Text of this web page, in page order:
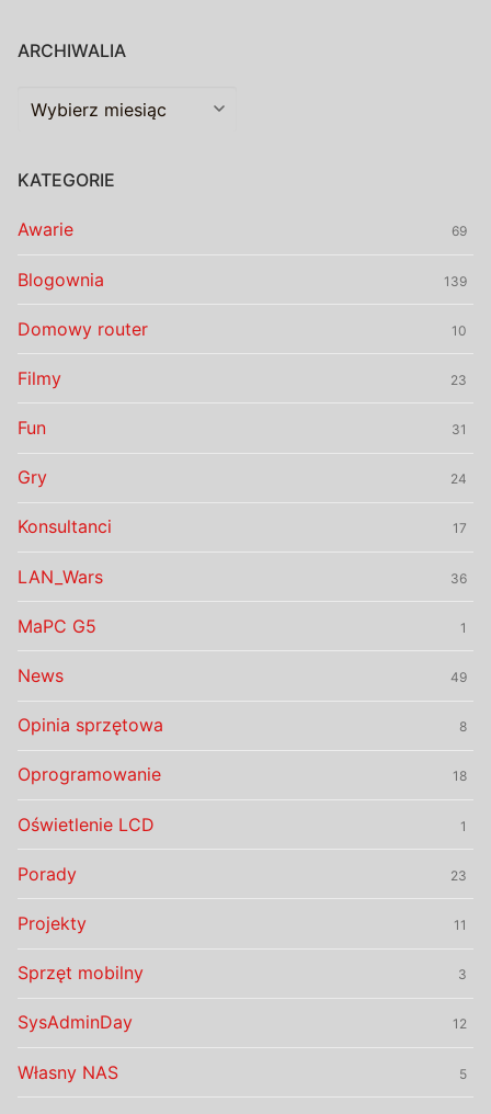
ARCHIWALIA
Archiwalia
KATEGORIE
Awarie 69
Blogownia 139
Domowy router 10
Filmy 23
Fun 31
Gry 24
Konsultanci 17
LAN_Wars 36
MaPC G5 1
News 49
Opinia sprzętowa 8
Oprogramowanie 18
Oświetlenie LCD 1
Porady 23
Projekty 11
Sprzęt mobilny 3
SysAdminDay 12
Własny NAS 5